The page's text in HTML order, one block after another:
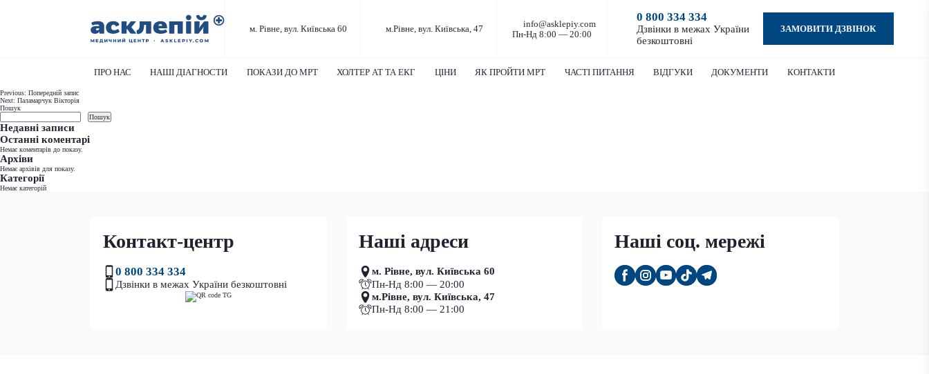
м. Рівне, вул. Київська 60 м.Рівне, вул. Київська, 47
info@asklepiy.com
Пн-Нд 8:00 — 20:00
0 800 334 334
Дзвінки в межах України
безкоштовні
ЗАМОВИТИ ДЗВІНОК
ПРО НАС НАШІ ДІАГНОСТИ ПОКАЗИ ДО МРТ ХОЛТЕР АТ ТА ЕКГ ЦІНИ ЯК ПРОЙТИ МРТ ЧАСТІ ПИТАННЯ ВІДГУКИ ДОКУМЕНТИ КОНТАКТИ
Навігація
записів
Previous: Попередній запис
Next: Паламарчук Вікторія
Пошук
Пошук
Недавні записи
Останні коментарі
Немає коментарів до показу.
Архіви
Немає архівів для показу.
Категорії
Немає категорій
Контакт-центр
0 800 334 334
Дзвінки в межах України безкоштовні
Наші адреси
м. Рівне, вул. Київська 60
Пн-Нд 8:00 — 20:00
м.Рівне, вул. Київська, 47
Пн-Нд 8:00 — 21:00
Наші соц. мережі